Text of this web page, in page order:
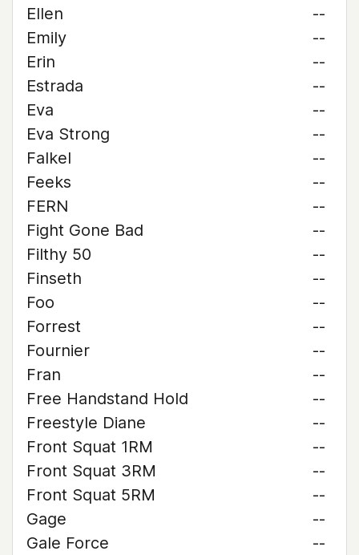
Ellen
--
Emily
--
Erin
--
Estrada
--
Eva
--
Eva Strong
--
Falkel
--
Feeks
--
FERN
--
Fight Gone Bad
--
Filthy 50
--
Finseth
--
Foo
--
Forrest
--
Fournier
--
Fran
--
Free Handstand Hold
--
Freestyle Diane
--
Front Squat 1RM
--
Front Squat 3RM
--
Front Squat 5RM
--
Gage
--
Gale Force
--